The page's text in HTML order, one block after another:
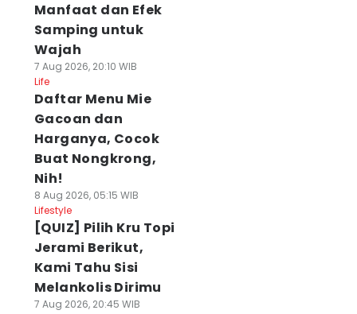
Manfaat dan Efek
Samping untuk
Wajah
7 Aug 2026, 20:10 WIB
Life
Daftar Menu Mie
Gacoan dan
Harganya, Cocok
Buat Nongkrong,
Nih!
8 Aug 2026, 05:15 WIB
Lifestyle
[QUIZ] Pilih Kru Topi
Jerami Berikut,
Kami Tahu Sisi
Melankolis Dirimu
7 Aug 2026, 20:45 WIB